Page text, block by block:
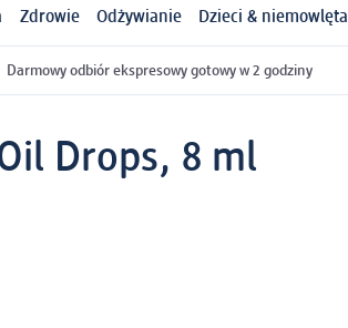
Zdrowie Odżywianie Dzieci & niemowlęta
Darmowy odbiór ekspresowy gotowy w 2 godziny
Drops, 8 ml